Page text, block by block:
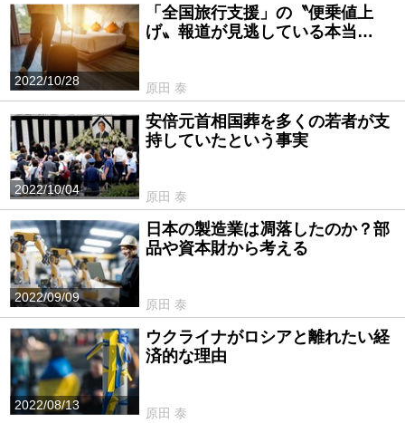
2022/10/28
「全国旅行支援」の〝便乗値上
げ〟報道が見逃している本当…
原田 泰
2022/10/04
安倍元首相国葬を多くの若者が支
持していたという事実
原田 泰
2022/09/09
日本の製造業は凋落したのか？部
品や資本財から考える
原田 泰
2022/08/13
ウクライナがロシアと離れたい経
済的な理由
原田 泰